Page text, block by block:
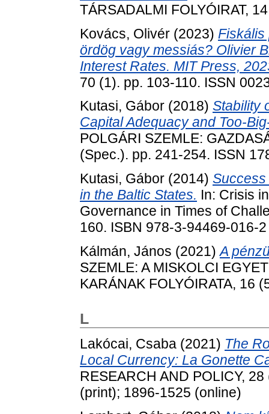
TÁRSADALMI FOLYÓIRAT,
Kovács, Olivér (2023) Fiskális
ördög vagy messiás? Olivier
Interest Rates. MIT Press,
70 (1). pp. 103-110. ISSN
Kutasi, Gábor (2018) Stability
Capital Adequacy and Too-
POLGÁRI SZEMLE:
(Spec.). pp. 241-254. ISSN
Kutasi, Gábor (2014) Success
in the Baltic States. In: Crisis
Governance in Times of
160. ISBN 978-3-94469-016-2
Kálmán, János (2021)A
SZEMLE: A MISKOLCI
KARÁNAK FOLYÓIRATA, 16
L
Lakócai, Csaba (2021) The
Local Currency: La Gonette
RESEARCH AND POLICY,
(print); 1896-1525 (online)